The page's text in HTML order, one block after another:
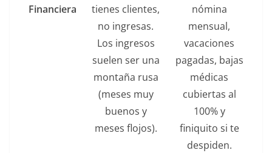
Financiera
tienes clientes,
no ingresas.
Los ingresos
suelen ser una
montaña rusa
(meses muy
buenos y
meses flojos).
nómina
mensual,
vacaciones
pagadas, bajas
médicas
cubiertas al
100% y
finiquito si te
despiden.